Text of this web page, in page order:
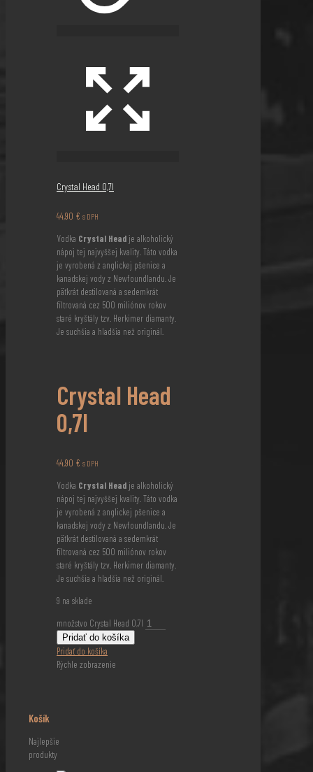
Crystal Head 0,7l
44,90 € s DPH
Vodka Crystal Headje alkoholický
nápoj tej najvyššej kvality. Táto vodka
je vyrobená z anglickej pšenice a
kanadskej vody z Newfoundlandu. Je
päťkrát destilovaná a sedemkrát
filtrovaná cez 500 miliónov rokov
staré kryštály tzv. Herkimer diamanty.
Je suchšia a hladšia než originál.
Crystal Head
0,7l
44,90 € s DPH
Vodka Crystal Headje alkoholický
nápoj tej najvyššej kvality. Táto vodka
je vyrobená z anglickej pšenice a
kanadskej vody z Newfoundlandu. Je
päťkrát destilovaná a sedemkrát
filtrovaná cez 500 miliónov rokov
staré kryštály tzv. Herkimer diamanty.
Je suchšia a hladšia než originál.
9 na sklade
množstvo Crystal Head 0,7l
Pridať do košíka
Pridať do košíka
Rýchle zobrazenie
Košík
Najlepšie
produkty